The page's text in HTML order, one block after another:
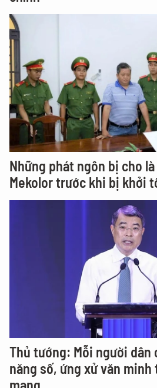
Những phát ngôn bị cho
Mekolor trước khi bị khởi
Thủ tướng: Mỗi người
năng số, ứng xử văn